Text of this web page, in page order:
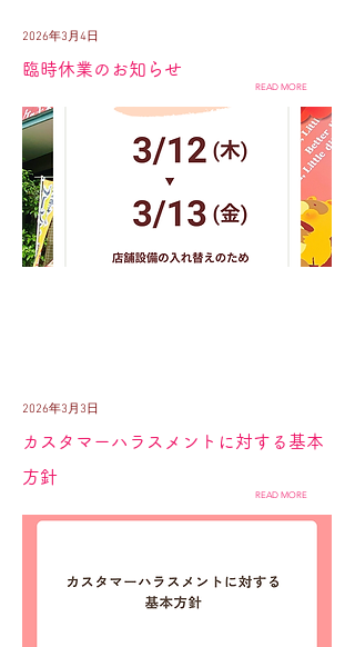
2026年3月4日
臨時休業のお知らせ
READ MORE
2026年3月3日
カスタマーハラスメントに対する基本
方針
READ MORE